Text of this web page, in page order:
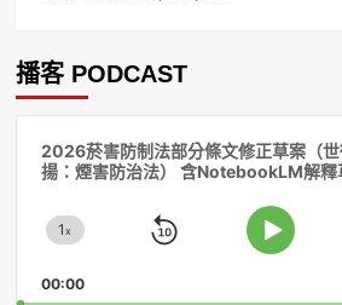
播客 PODCAST
2026菸害防制法部分條文修正草案（
揚：煙害防治法） 含NotebookLM解釋
Change
Rate
1x
Skip
Play
00:00